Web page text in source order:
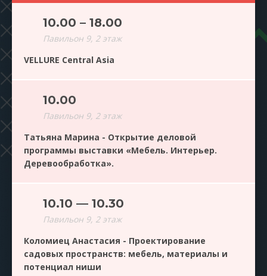
10.00 – 18.00
Павильон 9, 2 этаж
VELLURE Central Asia
10.00
Павильон 9, 2 этаж
Татьяна Марина - Открытие деловой
программы выставки «Мебель. Интерьер.
Деревообработка».
10.10 — 10.30
Павильон 9, 2 этаж
Коломиец Анастасия - Проектирование
садовых пространств: мебель, материалы и
потенциал ниши